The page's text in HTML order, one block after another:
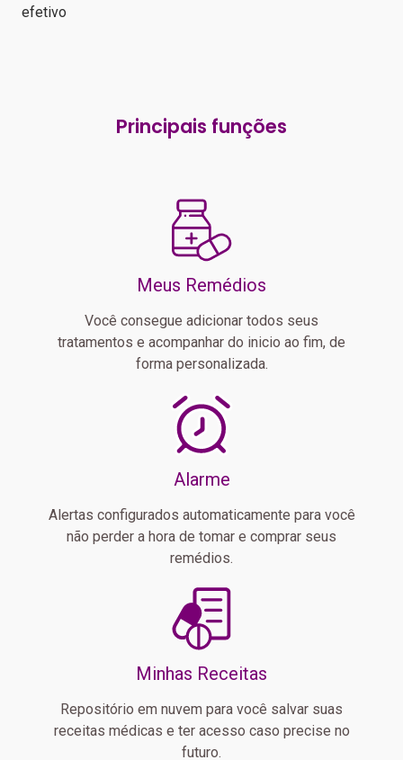
efetivo
Principais funções
Meus Remédios
Você consegue adicionar todos seus
tratamentos e acompanhar do inicio ao fim, de
forma personalizada.
Alarme
Alertas configurados automaticamente para você
não perder a hora de tomar e comprar seus
remédios.
Minhas Receitas
Repositório em nuvem para você salvar suas
receitas médicas e ter acesso caso precise no
futuro.